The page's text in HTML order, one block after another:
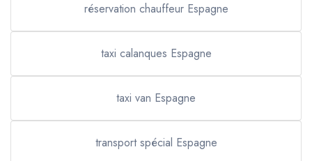
réservation chauffeur Espagne
taxi calanques Espagne
taxi van Espagne
transport spécial Espagne